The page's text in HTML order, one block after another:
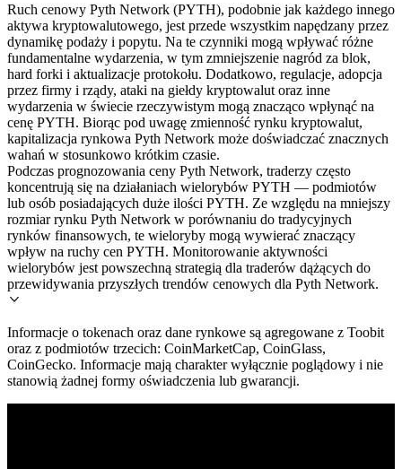
Ruch cenowy Pyth Network (PYTH), podobnie jak każdego innego
aktywa kryptowalutowego, jest przede wszystkim napędzany przez
dynamikę podaży i popytu. Na te czynniki mogą wpływać różne
fundamentalne wydarzenia, w tym zmniejszenie nagród za blok,
hard forki i aktualizacje protokołu. Dodatkowo, regulacje, adopcja
przez firmy i rządy, ataki na giełdy kryptowalut oraz inne
wydarzenia w świecie rzeczywistym mogą znacząco wpłynąć na
cenę PYTH. Biorąc pod uwagę zmienność rynku kryptowalut,
kapitalizacja rynkowa Pyth Network może doświadczać znacznych
wahań w stosunkowo krótkim czasie.
Podczas prognozowania ceny Pyth Network, traderzy często
koncentrują się na działaniach wielorybów PYTH — podmiotów
lub osób posiadających duże ilości PYTH. Ze względu na mniejszy
rozmiar rynku Pyth Network w porównaniu do tradycyjnych
rynków finansowych, te wieloryby mogą wywierać znaczący
wpływ na ruchy cen PYTH. Monitorowanie aktywności
wielorybów jest powszechną strategią dla traderów dążących do
przewidywania przyszłych trendów cenowych dla Pyth Network.
Informacje o tokenach oraz dane rynkowe są agregowane z Toobit
oraz z podmiotów trzecich: CoinMarketCap, CoinGlass,
CoinGecko. Informacje mają charakter wyłącznie poglądowy i nie
stanowią żadnej formy oświadczenia lub gwarancji.